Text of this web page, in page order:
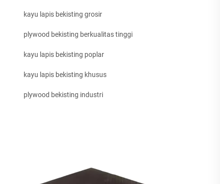
kayu lapis bekisting grosir
plywood bekisting berkualitas tinggi
kayu lapis bekisting poplar
kayu lapis bekisting khusus
plywood bekisting industri